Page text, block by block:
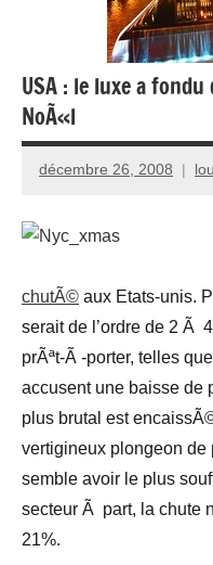
USA : le luxe a
NoÃ«l
décembre 26, 2008
chutÃ© aux Etats-unis.
serait de l’ordre de 2 Ã
prÃªt-Ã -porter, telles que
accusent une baisse de
plus brutal est
vertigineux plongeon de
semble avoir le plus
secteur Ã part, la chute
21%.